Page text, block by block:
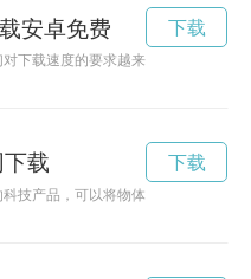
安卓免费
下载速度的要求越来越高。原子加
下载
载
技产品，可以将物体在瞬间达到极
下载